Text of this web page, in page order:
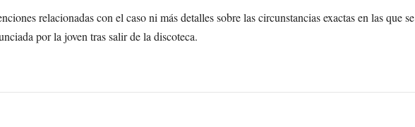
relacionadas con el caso ni más detalles sobre las circunstancias exactas en las que se
por la joven tras salir de la discoteca.